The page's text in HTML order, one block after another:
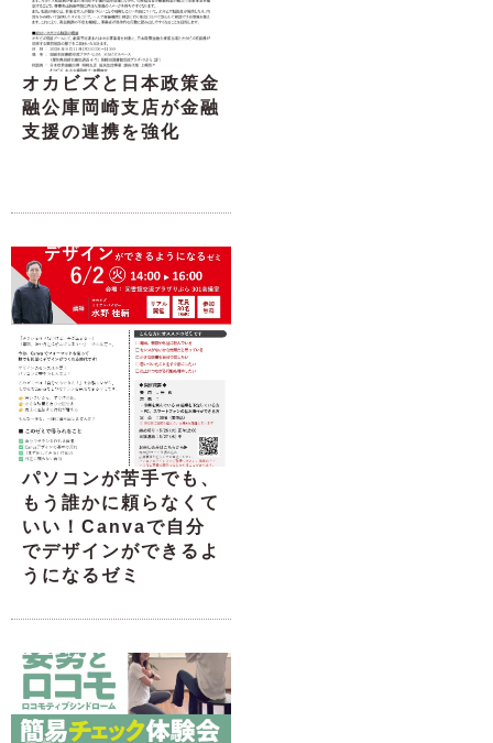
オカビズと日本政策金
融公庫岡崎支店が金融
支援の連携を強化
パソコンが苦手でも、
もう誰かに頼らなくて
いい！Canvaで自分
でデザインができるよ
うになるゼミ